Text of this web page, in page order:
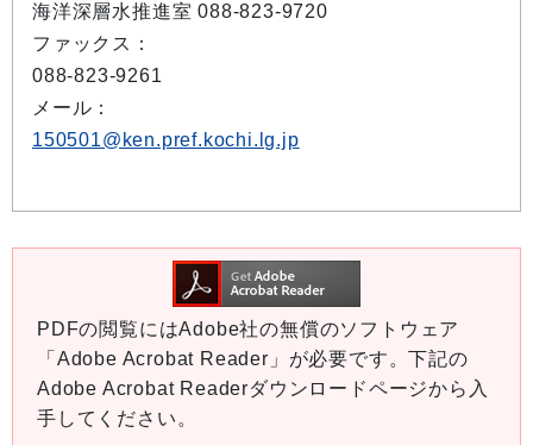
海洋深層水推進室 088-823-9720
ファックス：
088-823-9261
メール：
150501@ken.pref.kochi.lg.jp
PDFの閲覧にはAdobe社の無償のソフトウェア
「Adobe Acrobat Reader」が必要です。下記の
Adobe Acrobat Readerダウンロードページから入
手してください。